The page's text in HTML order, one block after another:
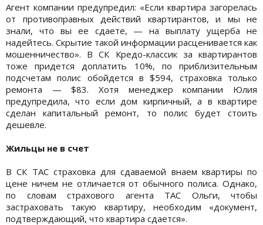
Агент компании предупредил: «Если квартира загорелась
от противоправных действий квартирантов, и мы не
знали, что вы ее сдаете, — на выплату ущерба не
надейтесь. Скрытие такой информации расценивается как
мошенничество». В СК Кредо-классик за квартирантов
тоже придется доплатить 10%, по приблизительным
подсчетам полис обойдется в $594, страховка только
ремонта — $83. Хотя менеджер компании Юлия
предупредила, что если дом кирпичный, а в квартире
сделан капитальный ремонт, то полис будет стоить
дешевле.
Жильцы не в счет
В СК ТАС страховка для сдаваемой внаем квартиры по
цене ничем не отличается от обычного полиса. Однако,
по словам страхового агента ТАС Ольги, чтобы
застраховать такую квартиру, необходим «документ,
подтверждающий, что квартира сдается».